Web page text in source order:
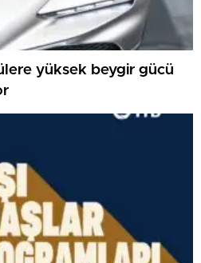
yüksek beygir gücü